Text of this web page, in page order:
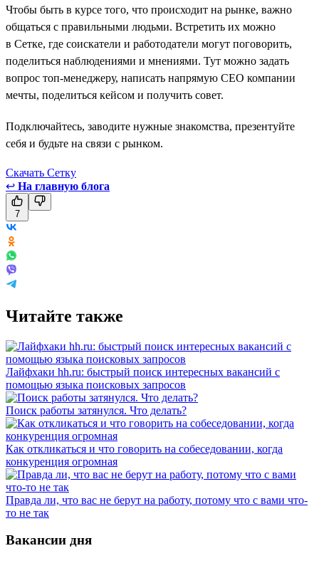
Чтобы быть в курсе того, что происходит на рынке, важно
общаться с правильными людьми. Встретить их можно
в Сетке, где соискатели и работодатели могут поговорить,
поделиться наблюдениями и мнениями. Тут можно задать
вопрос топ-менеджеру, написать напрямую СЕО компании
мечты, поделиться кейсом и получить совет.
Подключайтесь, заводите нужные знакомства, презентуйте
себя и будьте на связи с рынком.
Скачать Сетку
↩ На главную блога
7
Читайте также
Лайфхаки hh.ru: быстрый поиск интересных вакансий с
помощью языка поисковых запросов
Поиск работы затянулся. Что делать?
Как откликаться и что говорить на собеседовании, когда
конкуренция огромная
Правда ли, что вас не берут на работу, потому что с вами что-
то не так
Вакансии дня